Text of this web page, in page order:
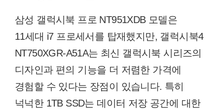
삼성 갤럭시북 프로 NT951XDB 모델은
11세대 i7 프로세서를 탑재했지만, 갤럭시북4
NT750XGR-A51A는 최신 갤럭시북 시리즈의
디자인과 편의 기능을 더 저렴한 가격에
경험할 수 있다는 장점이 있습니다. 특히
넉넉한 1TB SSD는 데이터 저장 공간에 대한